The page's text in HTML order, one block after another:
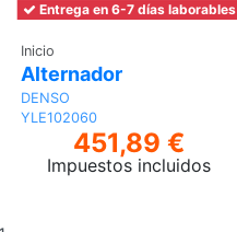
Entrega en 6-7 días laborables
Inicio
Alternador
DENSO
YLE102060
451,89 €
Impuestos incluidos